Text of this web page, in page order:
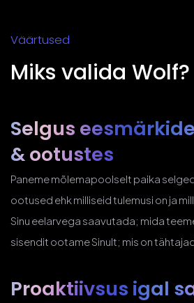
Väärtused
Miks valida Wolf?
Selgus
& ootustes
Paneme mõlemapoolselt paika
ootused ehk milliseid tulemusi on ja
Sinu eelarvega saavutada; mida
sisendit ootame Sinult; mis on
Proaktiivsus igal